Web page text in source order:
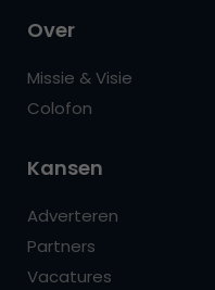
Over
Missie & Visie
Colofon
Kansen
Adverteren
Partners
Vacatures